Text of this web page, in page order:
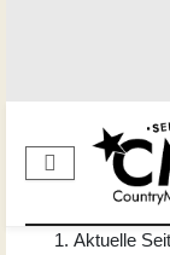
Aktuelle